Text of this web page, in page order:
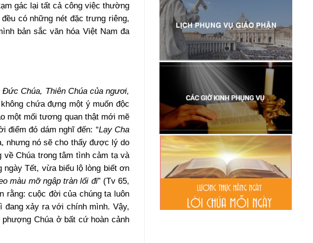
gác lại tất cả công việc thường
có những nét đặc trưng riêng,
bản sắc văn hóa Việt Nam đa
Chúa, Thiên Chúa của ngươi,
chứa đựng một ý muốn độc
một mối tương quan thật mới mẽ
điểm đó dám nghĩ đến: “Lạy Cha
nhưng nó sẽ cho thấy được lý do
về Chúa trong tâm tình cảm tạ và
Tết, vừa biểu lộ lòng biết ơn
màu mỡ ngập tràn lối đi” (Tv 65,
rằng: cuộc đời của chúng ta luôn
đang xảy ra với chính mình. Vậy,
Chúa ở bất cứ hoàn cảnh